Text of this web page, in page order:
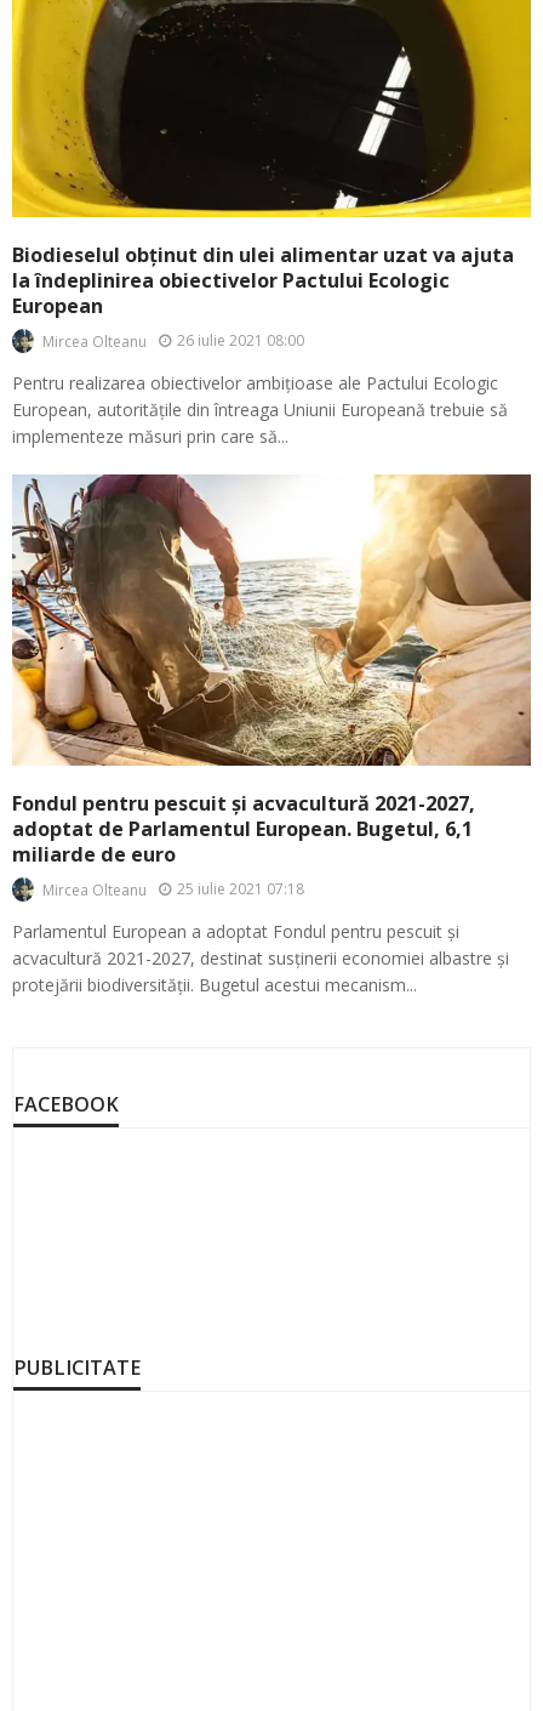
Biodieselul obținut din ulei alimentar uzat va ajuta
la îndeplinirea obiectivelor Pactului Ecologic
European
Mircea Olteanu 26 iulie 2021 08:00
Pentru realizarea obiectivelor ambițioase ale Pactului Ecologic
European, autoritățile din întreaga Uniunii Europeană trebuie să
implementeze măsuri prin care să...
Fondul pentru pescuit și acvacultură 2021-2027,
adoptat de Parlamentul European. Bugetul, 6,1
miliarde de euro
Mircea Olteanu 25 iulie 2021 07:18
Parlamentul European a adoptat Fondul pentru pescuit și
acvacultură 2021-2027, destinat susținerii economiei albastre și
protejării biodiversității. Bugetul acestui mecanism...
FACEBOOK
PUBLICITATE